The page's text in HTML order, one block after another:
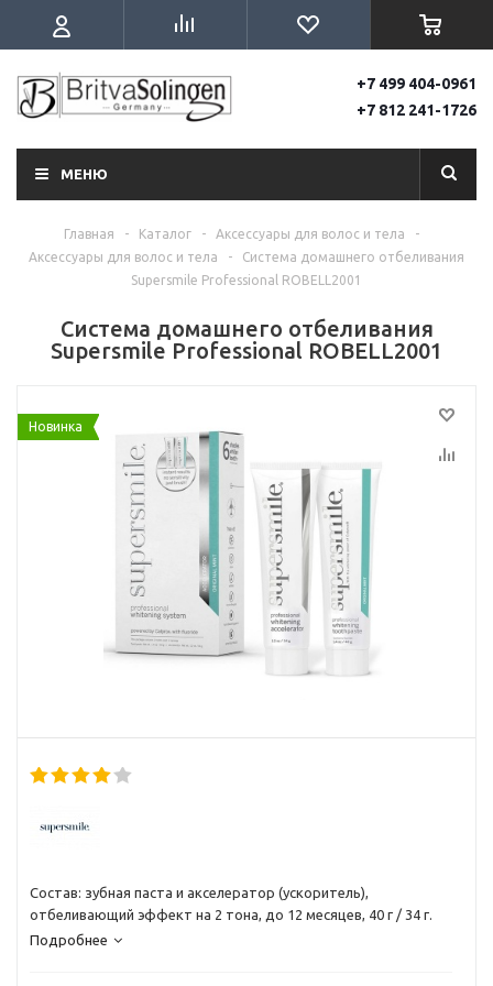
+7 499 404-0961
+7 812 241-1726
МЕНЮ
Главная - Каталог - Аксессуары для волос и тела
-
Аксессуары для волос и тела
-
Система домашнего отбеливания
Supersmile Professional ROBELL2001
Система домашнего отбеливания
Supersmile Professional ROBELL2001
Новинка
Состав: зубная паста и акселератор (ускоритель),
отбеливающий эффект на 2 тона, до 12 месяцев, 40 г / 34 г.
Подробнее